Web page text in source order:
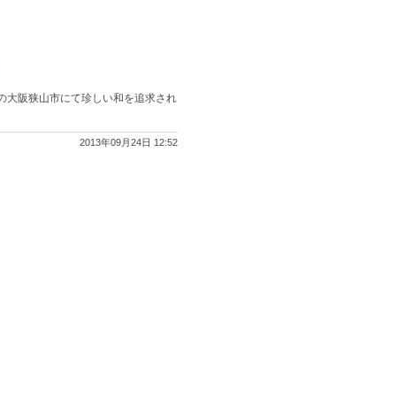
阪狭山市にて珍しい和を追求され
2013年09月24日 12:52